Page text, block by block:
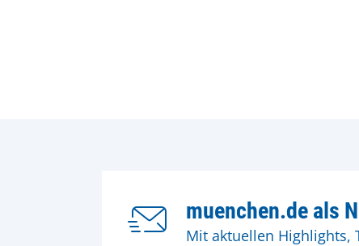
muenchen.de als
Mit aktuellen Highlights,